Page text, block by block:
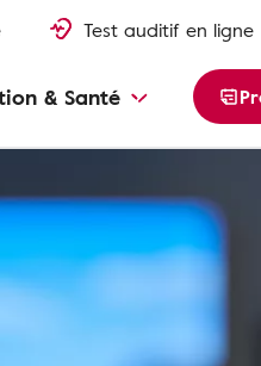
Test auditif en ligne
& Santé